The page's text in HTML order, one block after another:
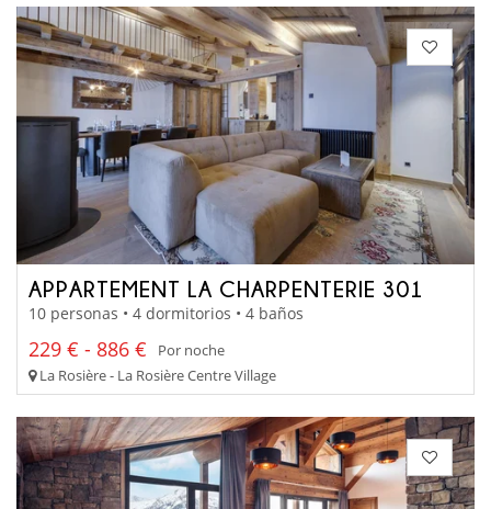
APPARTEMENT LA CHARPENTERIE 301
10 personas • 4 dormitorios • 4 baños
229 € - 886 €
Por noche
La Rosière - La Rosière Centre Village